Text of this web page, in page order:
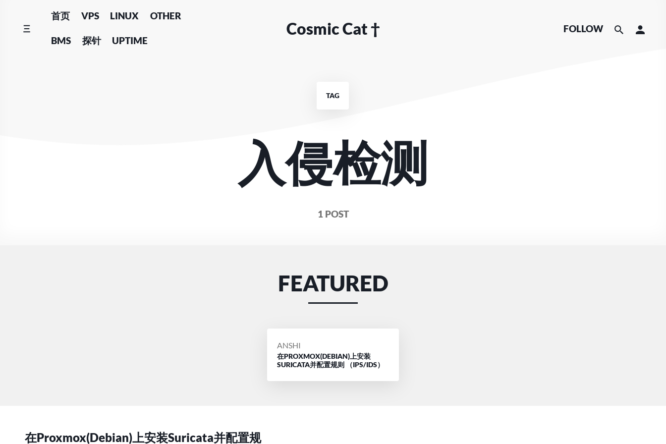
content
首页 VPS LINUX OTHER
BMS 探针 UPTIME
Cosmic Cat † FOLLOW
TAG
入侵检测
1 POST
FEATURED
POSTED
BY
ANSHI
在PROXMOX(DEBIAN)上安装
SURICATA并配置规则 （IPS/IDS）
在Proxmox(Debian)上安装Suricata并配置规